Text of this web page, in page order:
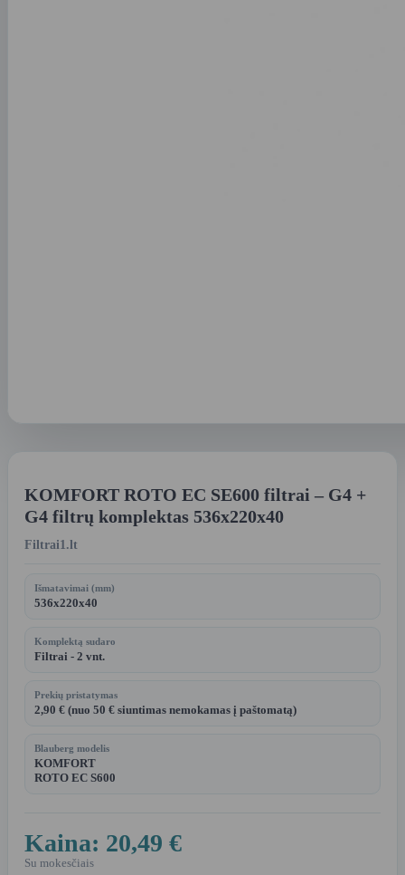
KOMFORT ROTO EC SE600 filtrai – G4 +
G4 filtrų komplektas 536x220x40
Filtrai1.lt
Išmatavimai (mm)
536x220x40
Komplektą sudaro
Filtrai - 2 vnt.
Prekių pristatymas
2,90 € (nuo 50 € siuntimas nemokamas į paštomatą)
Blauberg modelis
KOMFORT
ROTO EC S600
Kaina: 20,49 €
Su mokesčiais